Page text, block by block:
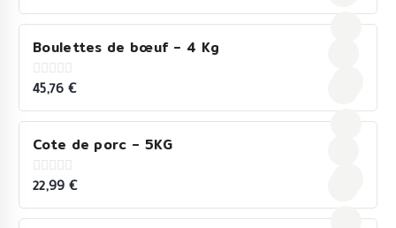
of
5
Boulettes de bœuf – 4 Kg
0
of
5
45,76 €
Cote de porc – 5KG
0
of
5
22,99 €